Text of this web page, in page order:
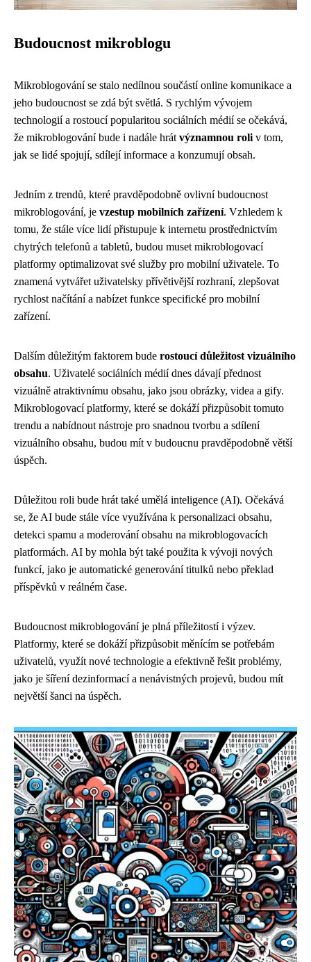
Budoucnost mikroblogu
Mikroblogování se stalo nedílnou součástí online komunikace a
jeho budoucnost se zdá být světlá. S rychlým vývojem
technologií a rostoucí popularitou sociálních médií se očekává,
že mikroblogování bude i nadále hrát významnou roli v tom,
jak se lidé spojují, sdílejí informace a konzumují obsah.
Jedním z trendů, které pravděpodobně ovlivní budoucnost
mikroblogování, je vzestup mobilních zařízení. Vzhledem k
tomu, že stále více lidí přistupuje k internetu prostřednictvím
chytrých telefonů a tabletů, budou muset mikroblogovací
platformy optimalizovat své služby pro mobilní uživatele. To
znamená vytvářet uživatelsky přívětivější rozhraní, zlepšovat
rychlost načítání a nabízet funkce specifické pro mobilní
zařízení.
Dalším důležitým faktorem bude rostoucí důležitost vizuálního
obsahu. Uživatelé sociálních médií dnes dávají přednost
vizuálně atraktivnímu obsahu, jako jsou obrázky, videa a gify.
Mikroblogovací platformy, které se dokáží přizpůsobit tomuto
trendu a nabídnout nástroje pro snadnou tvorbu a sdílení
vizuálního obsahu, budou mít v budoucnu pravděpodobně větší
úspěch.
Důležitou roli bude hrát také umělá inteligence (AI). Očekává
se, že AI bude stále více využívána k personalizaci obsahu,
detekci spamu a moderování obsahu na mikroblogovacích
platformách. AI by mohla být také použita k vývoji nových
funkcí, jako je automatické generování titulků nebo překlad
příspěvků v reálném čase.
Budoucnost mikroblogování je plná příležitostí i výzev.
Platformy, které se dokáží přizpůsobit měnícím se potřebám
uživatelů, využít nové technologie a efektivně řešit problémy,
jako je šíření dezinformací a nenávistných projevů, budou mít
největší šanci na úspěch.